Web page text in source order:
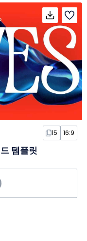
15 16:9
템플릿